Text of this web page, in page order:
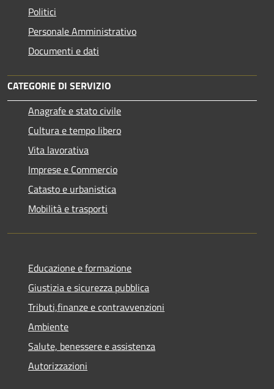
Politici
Personale Amministrativo
Documenti e dati
CATEGORIE DI SERVIZIO
Anagrafe e stato civile
Cultura e tempo libero
Vita lavorativa
Imprese e Commercio
Catasto e urbanistica
Mobilità e trasporti
Educazione e formazione
Giustizia e sicurezza pubblica
Tributi,finanze e contravvenzioni
Ambiente
Salute, benessere e assistenza
Autorizzazioni